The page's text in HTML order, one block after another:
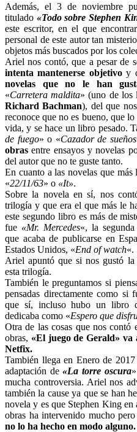
Además, el 3 de noviembre
titulado «Todo sobre Stephen
este escritor, en el que
personal de este autor tan
objetos más buscados por los
Ariel nos contó, que a pesar de
intenta mantenerse objetivoy
novelas que no le han
«Carretera maldita» (uno de los
Richard Bachman), del que
reconoce que no es bueno, que
vida, y se hace un libro pesado.
de fuego» o «Cazador de sueños
obras entre ensayos y novelas
del autor que no te guste tanto.
En cuanto a las novelas que
«22/11/63» o «It».
Sobre la novela en sí, nos
trilogía y que era el que más le
este segundo libro es más de
fue «Mr. Mercedes«, la
que acaba de publicarse en
Estados Unidos, «End of watch«.
Ariel apuntó que si nos gustó
esta trilogía.
También le preguntamos si
pensadas directamente como
que sí, incluso hubo un libro
dedicaba como «Espero que
Otra de las cosas que nos contó
obras, «El juego de Gerald»
Netfix.
También llega en Enero de 2017
adaptación de«La torre oscura
mucha controversia. Ariel nos
también la cause ya que se han
novela y es que Stephen King en
obras ha intervenido mucho
no lo ha hecho en modo alguno.